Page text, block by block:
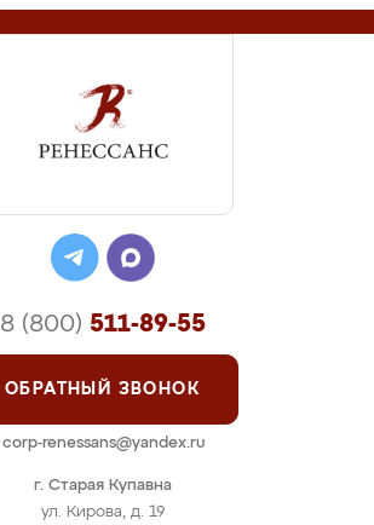
г. Старая Купавна
ул. Кирова, д. 19
8 (800) 511-89-55
ОБРАТНЫЙ ЗВОНОК
corp-renessans@yandex.ru